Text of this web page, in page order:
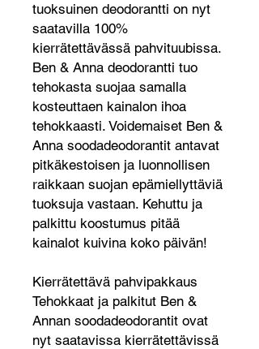
tuoksuinen deodorantti on nyt
saatavilla 100%
kierrätettävässä pahvituubissa.
Ben & Anna deodorantti tuo
tehokasta suojaa samalla
kosteuttaen kainalon ihoa
tehokkaasti. Voidemaiset Ben &
Anna soodadeodorantit antavat
pitkäkestoisen ja luonnollisen
raikkaan suojan epämiellyttäviä
tuoksuja vastaan. Kehuttu ja
palkittu koostumus pitää
kainalot kuivina koko päivän!
Kierrätettävä pahvipakkaus
Tehokkaat ja palkitut Ben &
Annan soodadeodorantit ovat
nyt saatavissa kierrätettävissä